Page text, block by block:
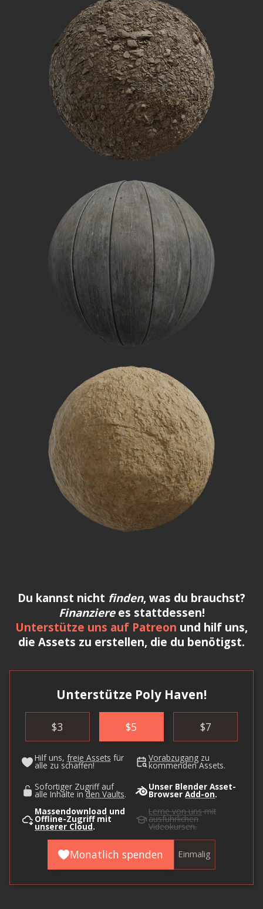
Du kannst nicht finden, was du brauchst?
Finanzierees stattdessen!
Unterstütze uns auf Patreon und hilf uns,
die Assets zu erstellen, die du benötigst.
Unterstütze Poly Haven!
$3 $5 $7
Hilf uns, freie Assets für
alle zu schaffen!
Vorabzugang zu
kommenden Assets.
Sofortiger Zugriff auf
alle Inhalte inden Vaults.
Unser Blender Asset-
BrowserAdd-on.
Massendownload und
Offline-Zugriff mit
unserer Cloud.
Lerne von unsmit
ausführlichen
Videokursen.
Monatlich spenden Einmalig